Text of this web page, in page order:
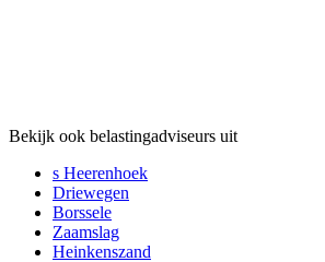
Bekijk ook belastingadviseurs uit
s Heerenhoek
Driewegen
Borssele
Zaamslag
Heinkenszand